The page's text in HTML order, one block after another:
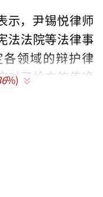
示，尹锡悦律师
法法院等法律事
领域的辩护律
对了检方的传唤
%)